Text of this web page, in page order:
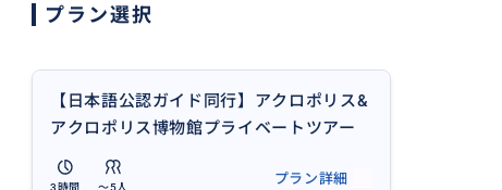
プラン選択
【日本語公認ガイド同行】アクロポリス&
アクロポリス博物館プライベートツアー
＊ホテルまでご送迎可能
3時間 〜5人
プラン詳細